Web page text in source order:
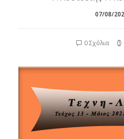
07/08/
0 Σχόλια